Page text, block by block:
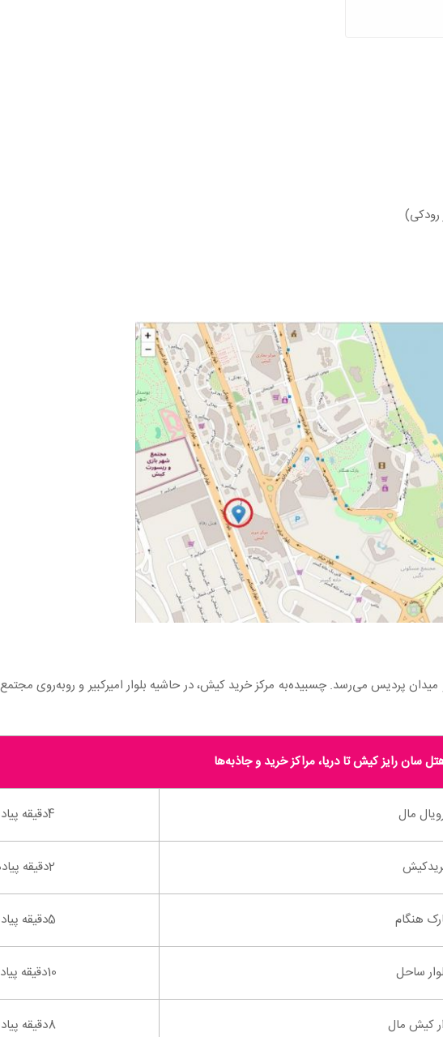
میدان پردیس می‌رسد. چسبیده‌به مرکز خرید کیش، در حاشیه بلوار امیرکبیر و روبه‌روی
سان رایز کیش تا دریا، مراکز خرید و جاذبه‌ها
مال 4دقیقه پیاده‌روی
2دقیقه پیاده‌روی
هنگام 5دقیقه پیاده‌روی
ساحل 10دقیقه پیاده‌روی
کیش مال 8دقیقه پیاده‌روی